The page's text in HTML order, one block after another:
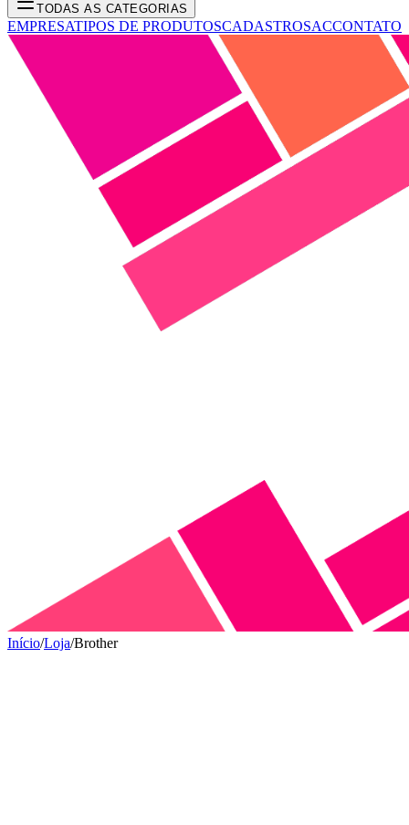
TODAS AS CATEGORIAS
EMPRESATIPOS DE PRODUTOSCADASTROSACCONTATO
Início/Loja/Brother